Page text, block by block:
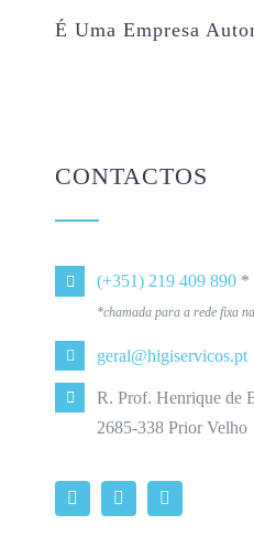
É Uma Empresa
CONTACTOS
(+351) 219 409 890 *
*chamada para a rede fixa
geral@higiservicos.pt
R. Prof. Henrique de
2685-338 Prior Velho